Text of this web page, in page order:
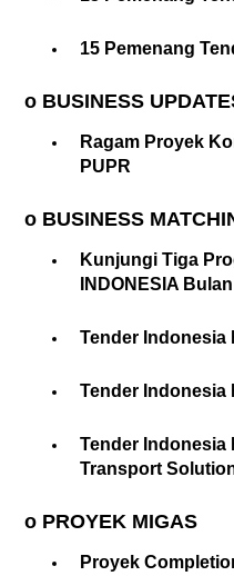
15 Pemenang
o BUSINESS
Ragam Proyek
PUPR
o BUSINESS
Kunjungi Tiga
INDONESIA
Tender Indonesia
Tender Indonesia
Tender Indonesia
Transport
o PROYEK MIGAS
Proyek